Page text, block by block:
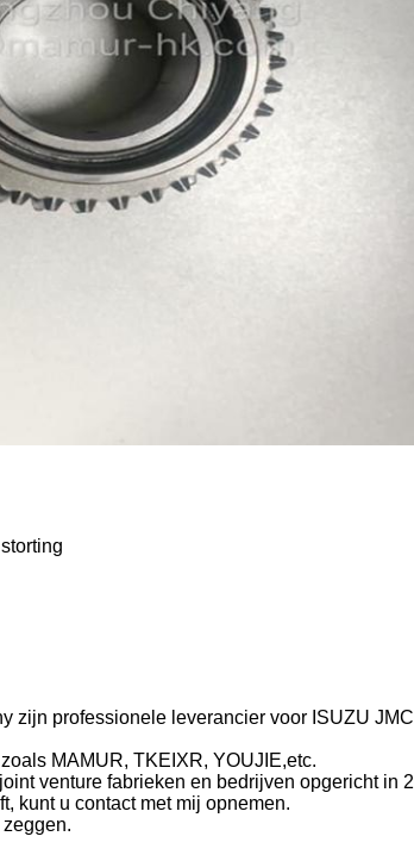
zijn professionele leverancier voor ISUZU
MAMUR, TKEIXR, YOUJIE,etc.
venture fabrieken en bedrijven opgericht
kunt u contact met mij opnemen.